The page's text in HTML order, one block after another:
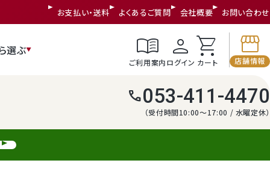
お支払い・送料 よくあるご質問 会社概要 お問い合わせ
選ぶ menu_book
ご利用案内
person
ログイン
shopping_cart
カート
storefront
店舗情報
call053-411-4470
（受付時間10:00～17:00 / 水曜定休）